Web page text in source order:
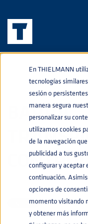
En THIELMANN
tecnologías
sesión o
manera segura
personalizar su
utilizamos cookies
de la navegación
publicidad a tus
configurar y aceptar
continuación.
opciones de
momento visitando
y obtener más
BARRIL
BEBIDAS,PRODUCTOS